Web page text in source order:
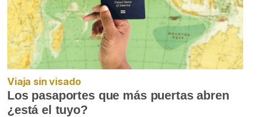
Viaja sin visado
Los pasaportes que más puertas abren
¿está el tuyo?